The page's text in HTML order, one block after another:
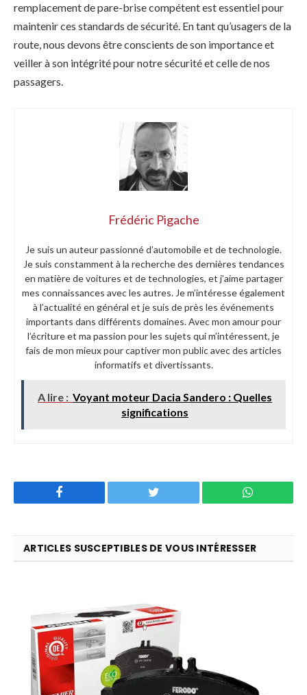
remplacement de pare-brise compétent est essentiel pour
maintenir ces standards de sécurité. En tant qu’usagers de la
route, nous devons être conscients de son importance et
veiller à son intégrité pour notre sécurité et celle de nos
passagers.
Frédéric Pigache
Je suis un auteur passionné d’automobile et de technologie.
Je suis constamment à la recherche des dernières tendances
en matière de voitures et de technologies, et j’aime partager
mes connaissances avec les autres. Je m’intéresse également
à l’actualité en général et je suis de près les événements
importants dans différents domaines. Avec mon amour pour
l’écriture et ma passion pour les sujets qui m’intéressent, je
fais de mon mieux pour captiver mon public avec des articles
informatifs et divertissants.
A lire : Voyant moteur Dacia Sandero : Quelles
significations
Twitter WhatsApp
ARTICLES SUSCEPTIBLES DE VOUS INTÉRESSER